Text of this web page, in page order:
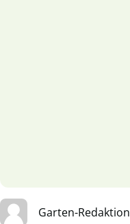
Garten-Redaktion